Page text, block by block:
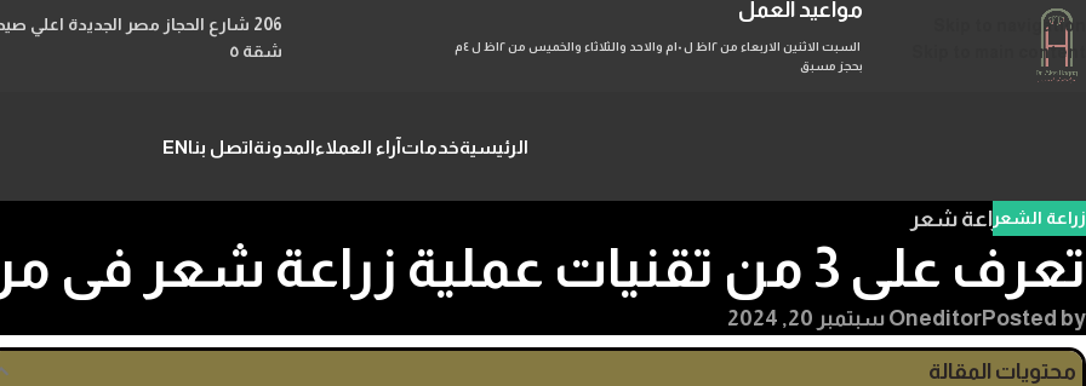
Skip to navigation
Skip to main content
مواعيد العمل
السبت الاثنين الاربعاء من ١٢ظ ل ١٠م والاحد والثلاثاء والخميس من ١٢ظ ل ٤م
بحجز مسبق
شقة ٥
الرئيسيةخدماتآراء العملاءالمدونةاتصل بناEN
زراعة الشعر
تعرف علي 3 من تقنيات عملية زراعة شعر في مركز د.علاء حجاج
Posted by
editorOn سبتمبر 20, 2024
محتويات المقالة